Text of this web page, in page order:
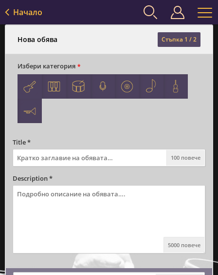
Начало
Нова обява Стъпка 1 /2
Избери категория *
Title *
100 повече
Description *
5000 повече